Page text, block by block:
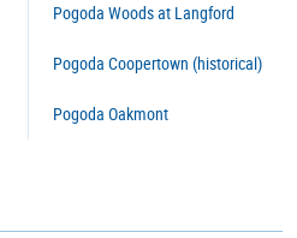
Pogoda Woods at Langford
Pogoda Coopertown (historical)
Pogoda Oakmont